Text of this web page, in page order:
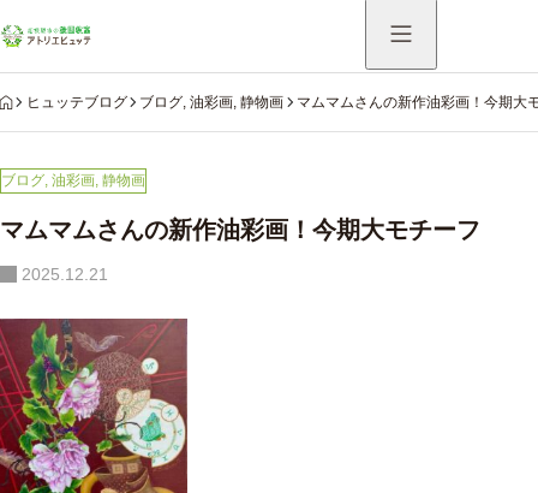
HOME
ヒュッテブログ ブログ,油彩画,静物画 マムマムさんの新作油彩画！今期大
ブログ, 油彩画, 静物画
マムマムさんの新作油彩画！今期大モチーフ
2025.12.21